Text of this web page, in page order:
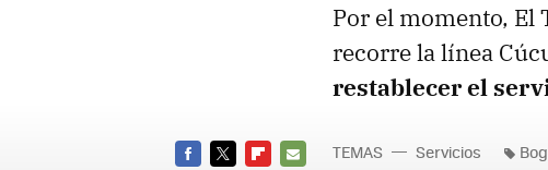
Por el momento, El
recorre la línea
restablecer el
TEMAS Servicios